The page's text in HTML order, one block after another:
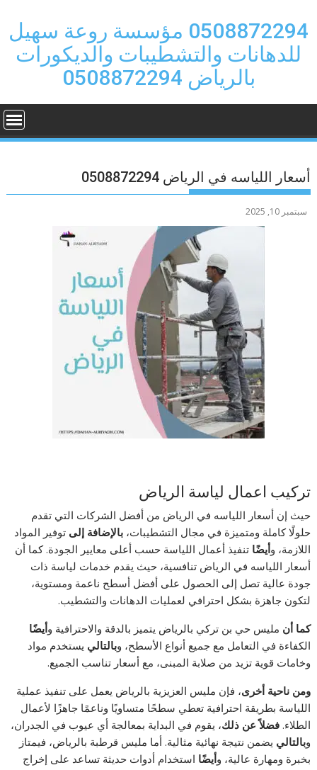
content
0508872294 مؤسسة روعة سهيل
للدهانات والتشطيبات والديكورات
بالرياض 0508872294
أسعار اللياسه في الرياض 0508872294
سبتمبر 10, 2025
تركيب اعمال لياسة الرياض
حيث إن أسعار اللياسه في الرياض من أفضل الشركات التي تقدم
حلولًا كاملة ومتميزة في مجال التشطيبات،بالإضافة إلى توفير المواد
اللازمة، وأيضًا تنفيذ أعمال اللياسة حسب أعلى معايير الجودة. كما أن
أسعار اللياسه في الرياض تنافسية، حيث يقدم خدمات لياسة ذات
جودة عالية تصل إلى الحصول على أفضل أسطح ناعمة ومستوية،
لتكون جاهزة بشكل احترافي لعمليات الدهانات والتشطيب.
كما أن مليس حي بن تركي بالرياض يتميز بالدقة والاحترافية وأيضًا
الكفاءة في التعامل مع جميع أنواع الأسطح، وبالتالي يستخدم مواد
وخامات قوية تزيد من صلابة المبنى، مع أسعار تناسب الجميع.
ومن ناحية أخرى، فإن مليس العزيزية بالرياض يعمل على تنفيذ عملية
اللياسة بطريقة احترافية تعطي سطحًا متساويًا وناعمًا جاهزًا لأعمال
الطلاء.فضلاً عن ذلك، يقوم في البداية بمعالجة أي عيوب في الجدران،
وبالتالي يضمن نتيجة نهائية مثالية. أما مليس قرطبة بالرياض، فيمتاز
بخبرة ومهارة عالية، وأيضًا استخدام أدوات حديثة تساعد على إخراج